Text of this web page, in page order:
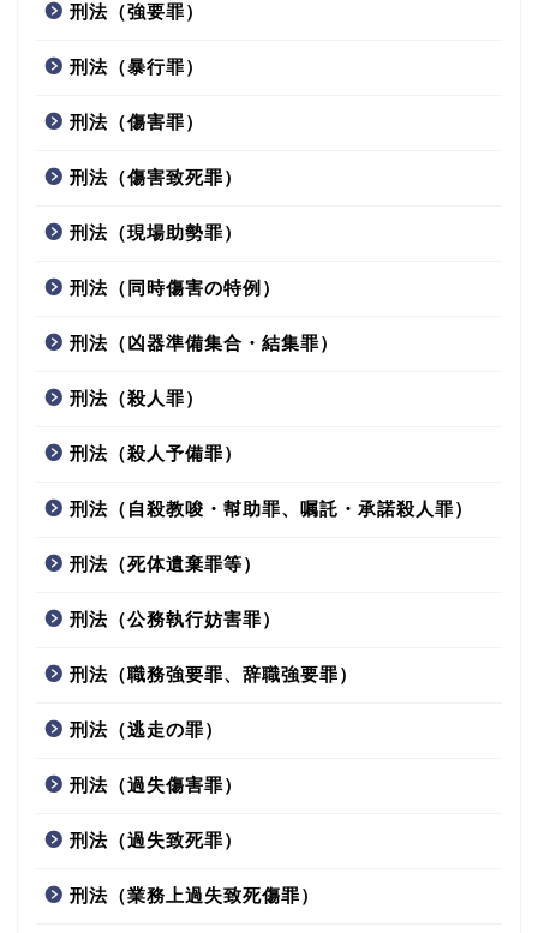
刑法（強要罪）
刑法（暴行罪）
刑法（傷害罪）
刑法（傷害致死罪）
刑法（現場助勢罪）
刑法（同時傷害の特例）
刑法（凶器準備集合・結集罪）
刑法（殺人罪）
刑法（殺人予備罪）
刑法（自殺教唆・幇助罪、嘱託・承諾殺人罪）
刑法（死体遺棄罪等）
刑法（公務執行妨害罪）
刑法（職務強要罪、辞職強要罪）
刑法（逃走の罪）
刑法（過失傷害罪）
刑法（過失致死罪）
刑法（業務上過失致死傷罪）